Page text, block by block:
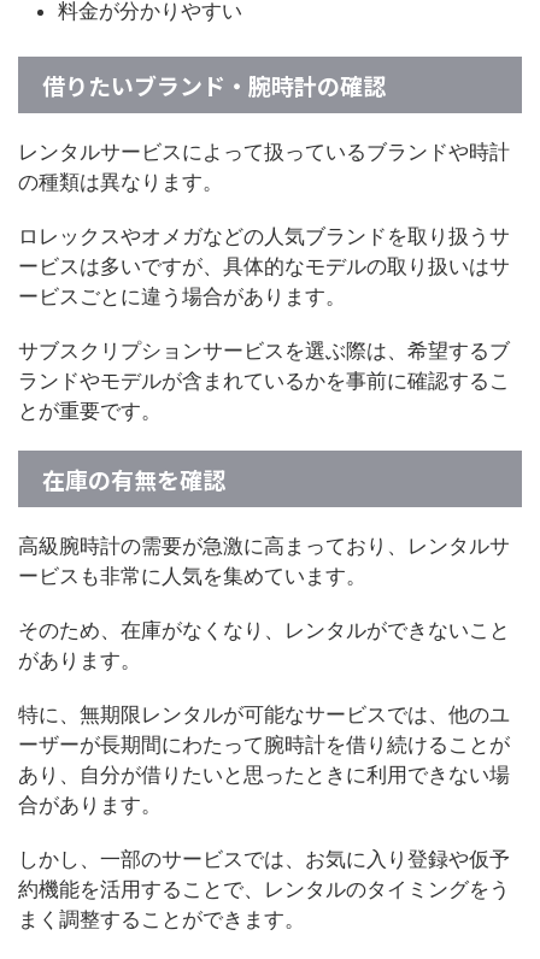
料金が分かりやすい
借りたいブランド・腕時計の確認
レンタルサービスによって扱っているブランドや時計
の種類は異なります。
ロレックスやオメガなどの人気ブランドを取り扱うサ
ービスは多いですが、具体的なモデルの取り扱いはサ
ービスごとに違う場合があります。
サブスクリプションサービスを選ぶ際は、希望するブ
ランドやモデルが含まれているかを事前に確認するこ
とが重要です。
在庫の有無を確認
高級腕時計の需要が急激に高まっており、レンタルサ
ービスも非常に人気を集めています。
そのため、在庫がなくなり、レンタルができないこと
があります。
特に、無期限レンタルが可能なサービスでは、他のユ
ーザーが長期間にわたって腕時計を借り続けることが
あり、自分が借りたいと思ったときに利用できない場
合があります。
しかし、一部のサービスでは、お気に入り登録や仮予
約機能を活用することで、レンタルのタイミングをう
まく調整することができます。